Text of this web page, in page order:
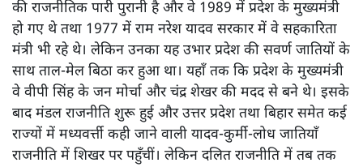
की राजनीतिक पारी पुरानी है और वे 1989 में प्रदेश के मुख्यमंत्री
हो गए थे तथा 1977 में राम नरेश यादव सरकार में वे सहकारिता
मंत्री भी रहे थे। लेकिन उनका यह उभार प्रदेश की सवर्ण जातियों के
साथ ताल-मेल बिठा कर हुआ था। यहाँ तक कि प्रदेश के मुख्यमंत्री
वे वीपी सिंह के जन मोर्चा और चंद्र शेखर की मदद से बने थे। इसके
बाद मंडल राजनीति शुरू हुई और उत्तर प्रदेश तथा बिहार समेत कई
राज्यों में मध्यवर्त्ती कही जाने वाली यादव-कुर्मी-लोध जातियाँ
राजनीति में शिखर पर पहुँचीं। लेकिन दलित राजनीति में तब तक